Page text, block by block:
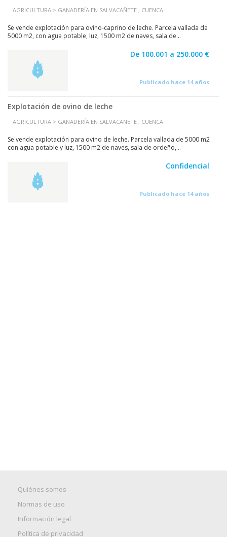
AGRICULTURA > GANADERÍA EN SALVACAÑETE , CUENCA
Se vende explotación para ovino-caprino de leche. Parcela vallada de
5000 m2, con agua potable, luz, 1500 m2 de naves, sala de...
De 100.001 a 250.000 €
Publicado hace 14 años
Explotación de ovino de leche
AGRICULTURA > GANADERÍA EN SALVACAÑETE , CUENCA
Se vende explotación para ovino de leche. Parcela vallada de 5000 m2
con agua potable y luz, 1500 m2 de naves, sala de ordeño,...
Confidencial
Publicado hace 14 años
Quiénes somos
Normas de uso
Información legal
Política de privacidad